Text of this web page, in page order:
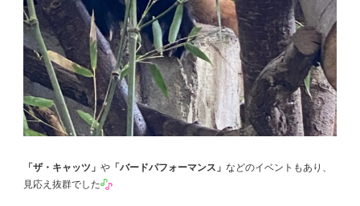
「ザ・キャッツ」 や 「バードパフォーマンス」 などのイベントもあり、
見応え抜群でした